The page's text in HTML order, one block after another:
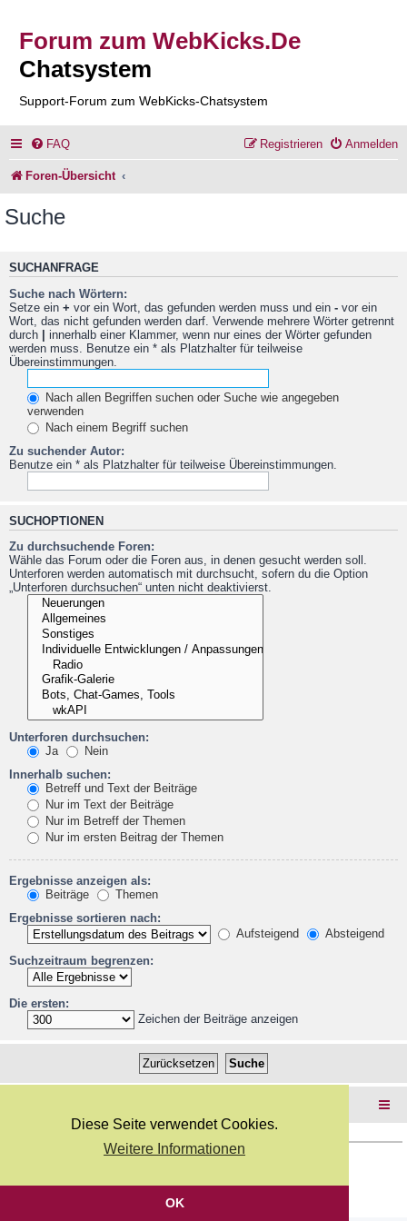
Diese Seite verwendet Cookies.
Weitere Informationen
OK
Forum zum WebKicks.De
Chatsystem
Support-Forum zum WebKicks-Chatsystem
FAQ Anmelden
Registrieren
Foren-Übersicht
Suche
SUCHANFRAGE
Suche nach Wörtern:
Setze ein + vor ein Wort, das gefunden werden muss und ein - vor ein
Wort, das nicht gefunden werden darf. Verwende mehrere Wörter getrennt
durch | innerhalb einer Klammer, wenn nur eines der Wörter gefunden
werden muss. Benutze ein * als Platzhalter für teilweise
Übereinstimmungen.
Nach allen Begriffen suchen oder Suche wie angegeben
verwenden
Nach einem Begriff suchen
Zu suchender Autor:
Benutze ein * als Platzhalter für teilweise Übereinstimmungen.
SUCHOPTIONEN
Zu durchsuchende Foren:
Wähle das Forum oder die Foren aus, in denen gesucht werden soll.
Unterforen werden automatisch mit durchsucht, sofern du die Option
„Unterforen durchsuchen“ unten nicht deaktivierst.
Unterforen durchsuchen:
Ja
Nein
Innerhalb suchen:
Betreff und Text der Beiträge
Nur im Text der Beiträge
Nur im Betreff der Themen
Nur im ersten Beitrag der Themen
Ergebnisse anzeigen als:
Beiträge
Themen
Ergebnisse sortieren nach:
Aufsteigend
Absteigend
Suchzeitraum begrenzen:
Die ersten:
Zeichen der Beiträge anzeigen
Deutsche Übersetzung durchphpBB.de